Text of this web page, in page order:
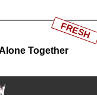
Together
FRESH